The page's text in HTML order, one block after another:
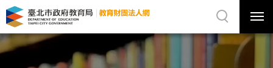
教
育
團
網
站
選
選
單
關
網
站
尋